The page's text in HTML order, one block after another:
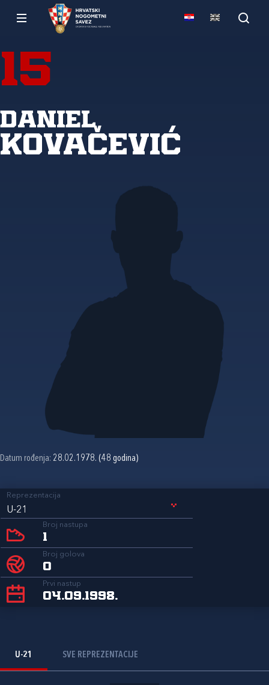
15
Daniel
Kovačević
Datum rođenja: 28.02.1978. (48 godina)
Reprezentacija
U-21
Broj nastupa
1
Broj golova
0
Prvi nastup
04.09.1998.
U-21 SVE REPREZENTACIJE